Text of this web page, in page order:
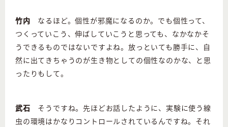
竹内 なるほど。個性が邪魔になるのか。でも個性って、
つくっていこう、伸ばしていこうと思っても、なかなかそ
うできるものではないですよね。放っといても勝手に、自
然に出てきちゃうのが生き物としての個性なのかな、と思
ったりもして。
武石 そうですね。先ほどお話したように、実験に使う線
虫の環境はかなりコントロールされているんですね。それ